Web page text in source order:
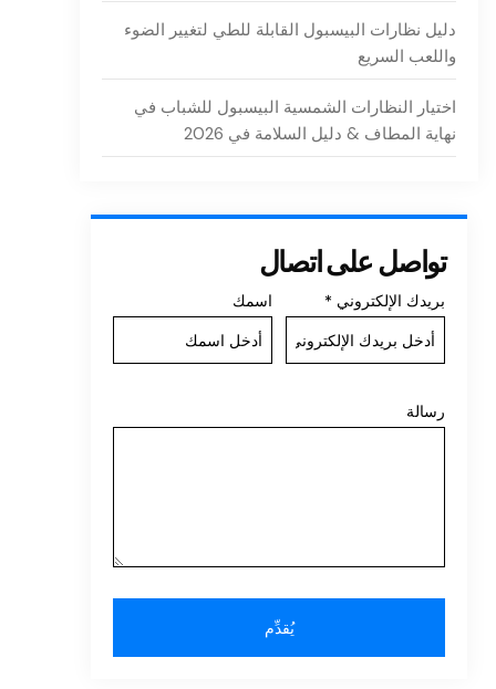
دليل نظارات البيسبول القابلة للطي لتغيير الضوء
واللعب السريع
اختيار النظارات الشمسية البيسبول للشباب في
نهاية المطاف & دليل السلامة في 2026
تواصل على اتصال
بريدك الإلكتروني * اسمك
رسالة
يُقدِّم